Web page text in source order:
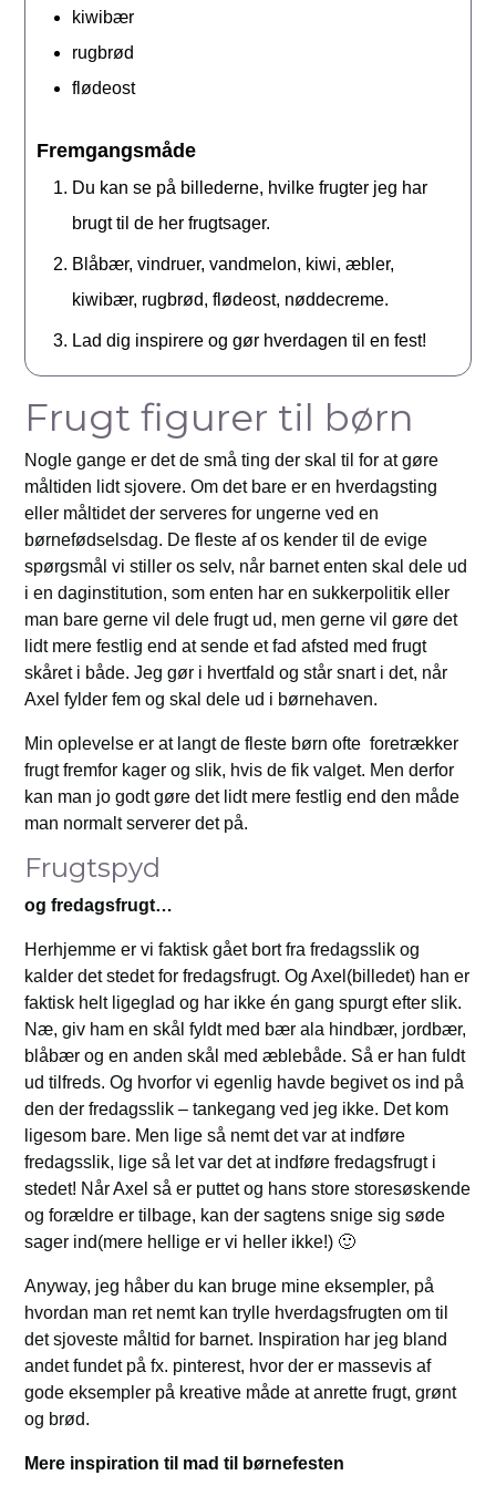
kiwibær
rugbrød
flødeost
Fremgangsmåde
Du kan se på billederne, hvilke frugter jeg har
brugt til de her frugtsager.
Blåbær, vindruer, vandmelon, kiwi, æbler,
kiwibær, rugbrød, flødeost, nøddecreme.
Lad dig inspirere og gør hverdagen til en fest!
Frugt figurer til børn
Nogle gange er det de små ting der skal til for at gøre
måltiden lidt sjovere. Om det bare er en hverdagsting
eller måltidet der serveres for ungerne ved en
børnefødselsdag. De fleste af os kender til de evige
spørgsmål vi stiller os selv, når barnet enten skal dele ud
i en daginstitution, som enten har en sukkerpolitik eller
man bare gerne vil dele frugt ud, men gerne vil gøre det
lidt mere festlig end at sende et fad afsted med frugt
skåret i både. Jeg gør i hvertfald og står snart i det, når
Axel fylder fem og skal dele ud i børnehaven.
Min oplevelse er at langt de fleste børn ofte foretrækker
frugt fremfor kager og slik, hvis de fik valget. Men derfor
kan man jo godt gøre det lidt mere festlig end den måde
man normalt serverer det på.
Frugtspyd
og fredagsfrugt…
Herhjemme er vi faktisk gået bort fra fredagsslik og
kalder det stedet for fredagsfrugt. Og Axel(billedet) han er
faktisk helt ligeglad og har ikke én gang spurgt efter slik.
Næ, giv ham en skål fyldt med bær ala hindbær, jordbær,
blåbær og en anden skål med æblebåde. Så er han fuldt
ud tilfreds. Og hvorfor vi egenlig havde begivet os ind på
den der fredagsslik – tankegang ved jeg ikke. Det kom
ligesom bare. Men lige så nemt det var at indføre
fredagsslik, lige så let var det at indføre fredagsfrugt i
stedet! Når Axel så er puttet og hans store storesøskende
og forældre er tilbage, kan der sagtens snige sig søde
sager ind(mere hellige er vi heller ikke!) 🙂
Anyway, jeg håber du kan bruge mine eksempler, på
hvordan man ret nemt kan trylle hverdagsfrugten om til
det sjoveste måltid for barnet. Inspiration har jeg bland
andet fundet på fx. pinterest, hvor der er massevis af
gode eksempler på kreative måde at anrette frugt, grønt
og brød.
Mere inspiration til mad til børnefesten